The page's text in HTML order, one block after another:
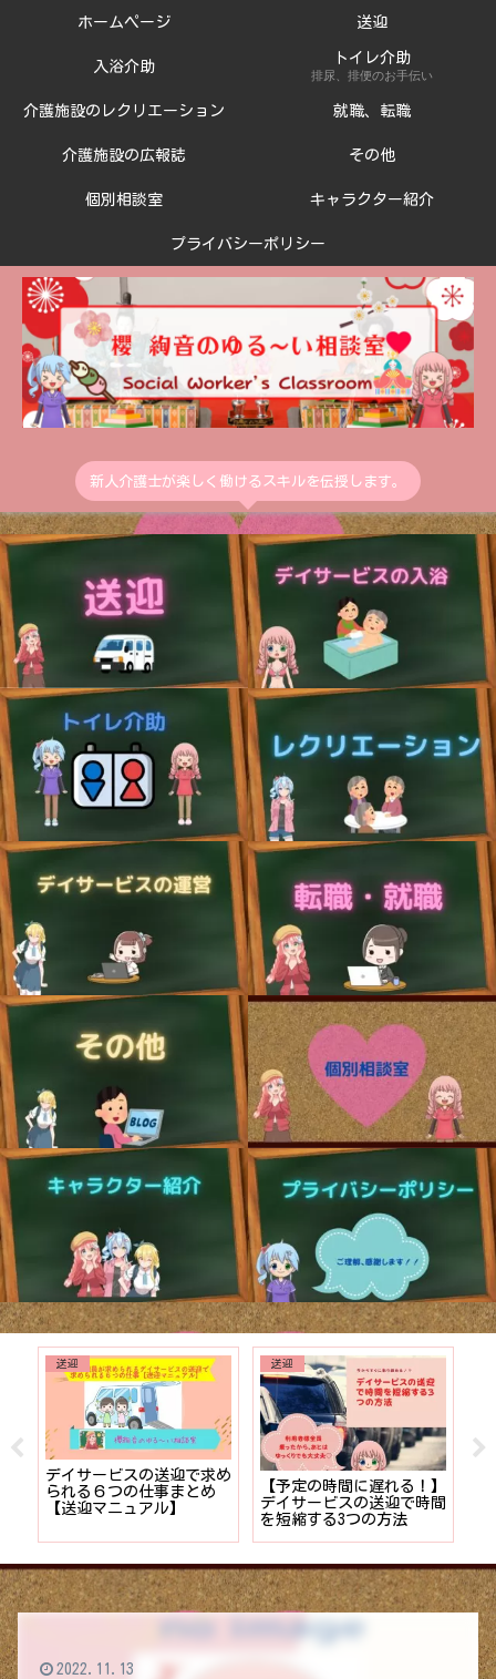
新人介護士が楽しく働けるスキルを伝授します。
ホームページ 送迎
入浴介助
トイレ介助
排尿、排便のお手伝い
介護施設のレクリエーション 就職、転職
介護施設の広報誌 その他
個別相談室 キャラクター紹介
プライバシーポリシー
【予定の時間に遅れる！】
デイサービスの送迎で時間
を短縮する3つの方法
就職、転職
【プライベートな時間を確
保】未経験者でもゆる〜く
デイサービスに転職する7
もOK
2022.11.13